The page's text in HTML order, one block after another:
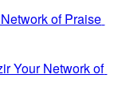
of Praise
Your Network of